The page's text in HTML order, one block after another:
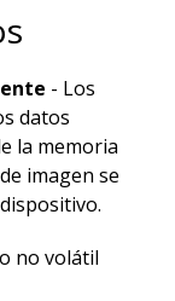
- Los
datos
la memoria
imagen se
no volátil